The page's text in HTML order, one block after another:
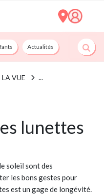
Actualités Nos services
LA VUE
lunettes
soleil sont des
les bons gestes pour
est un gage de longévité.